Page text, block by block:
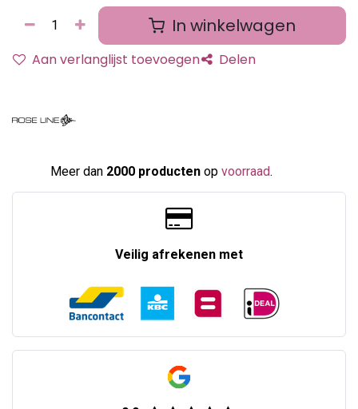
In winkelwagen
Aan verlanglijst toevoegen Delen
Meer dan 2000 producten op voorraad.​
Veilig afrekenen met